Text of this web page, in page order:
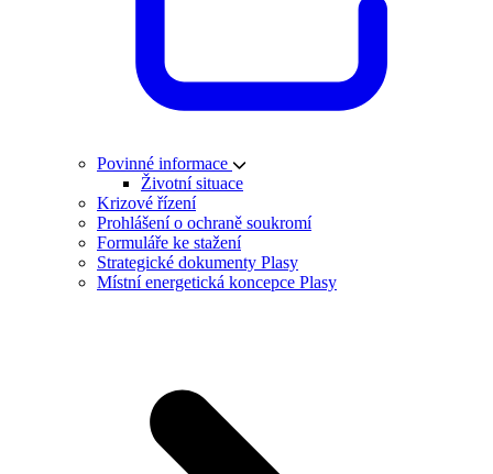
Povinné informace
Životní situace
Krizové řízení
Prohlášení o ochraně soukromí
Formuláře ke stažení
Strategické dokumenty Plasy
Místní energetická koncepce Plasy